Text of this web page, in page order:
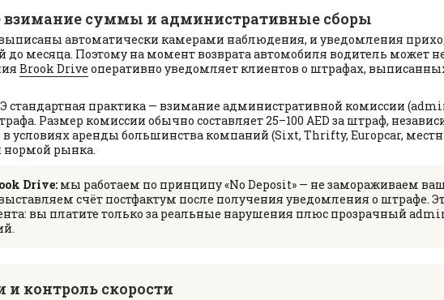
взимание суммы и административные сборы
автоматически камерами наблюдения, и уведомления
до месяца. Поэтому на момент возврата автомобиля водитель может
Brook Drive оперативно уведомляет клиентов о штрафах,
стандартная практика — взимание административной комиссии
Размер комиссии обычно составляет 25–100 AED за штраф,
условиях аренды большинства компаний (Sixt, Thrifty, Europcar,
нормой рынка.
Drive:мы работаем по принципу «No Deposit» — не замораживаем
счёт постфактум после получения уведомления о штрафе.
вы платите только за реальные нарушения плюс прозрачный
контроль скорости